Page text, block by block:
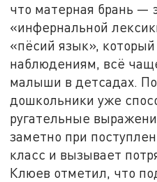
что матерная брань —
«инфернальной
«пёсий язык», который
наблюдениям, всё
малыши в детсадах.
дошкольники уже
ругательные
заметно при
класс и вызывает
Клюев отметил, что